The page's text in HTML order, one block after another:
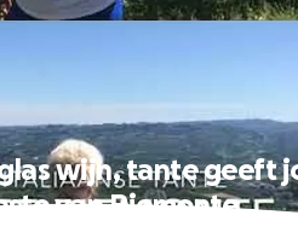
wijn, tante geeft
van Piemonte